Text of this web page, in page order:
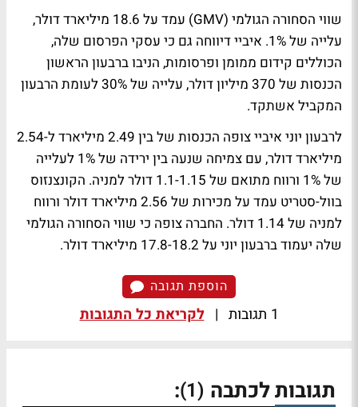
שווי הסחורה הגולמי (GMV) עמד על 18.6 מיליארד דולר,
עלייה של 1%. איביי דיווחה גם כי עסקי הפרסום שלה,
הכוללים קידום ממומן ופרסומות, הניבו ברבעון הראשון
הכנסות של 370 מיליון דולר, עלייה של 30% לעומת הרבעון
המקביל אשתקד.
לרבעון יוני איביי צופה הכנסות של בין 2.49 מיליארד ל-2.54
מיליארד דולר, עם צמיחה שנעה בין ירידה של 1% לעלייה
של 1% ורווח מתואם של 1.1-1.15 דולר למניה. הקונצנזוס
בוול-סטריט עמד על מכירות של 2.56 מיליארד דולר ורווח
למניה של 1.14 דולר. החברה צופה כי שווי הסחורה הגולמי
שלה יעמוד ברבעון יוני על 17.8-18.2 מיליארד דולר.
הוספת תגובה
1 תגובות | לקריאת כל התגובות
תגובות לכתבה (1)
: